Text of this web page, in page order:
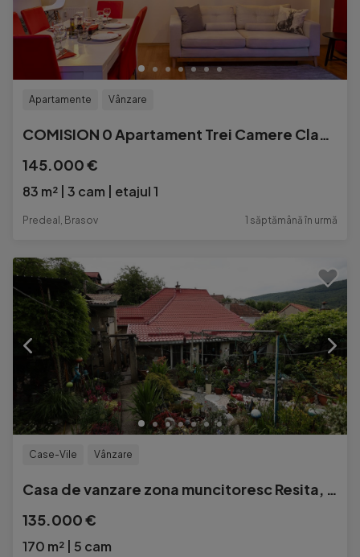
Apartamente Vânzare
COMISION 0 Apartament Trei Camere Clabucet
145.000 €
83 m² 3 cam etajul 1
Predeal, Brasov 1 săptămână în urmă
Case-Vile Vânzare
Casa de vanzare zona muncitoresc Resita, Caras-Severin
135.000 €
170 m² 5 cam